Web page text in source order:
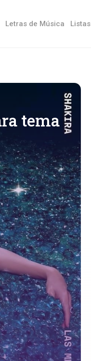
Letras de Música Listas
tema